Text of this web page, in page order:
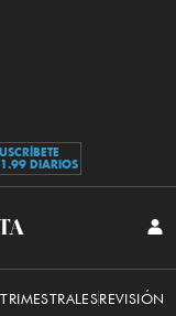
DIARIOS
REVISIÓN